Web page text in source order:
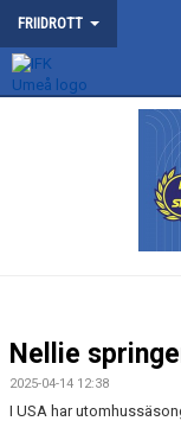
FRIIDROTT
TÄVLING
Nellie
2025-04-14 12:38
I USA har